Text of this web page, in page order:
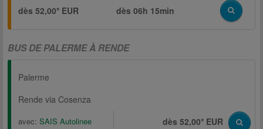
dès 52,00* EUR
dès06h 15min
BUS DE PALERME À RENDE
Palerme
Rende via Cosenza
avec: SAIS Autolinee dès 52,00* EUR